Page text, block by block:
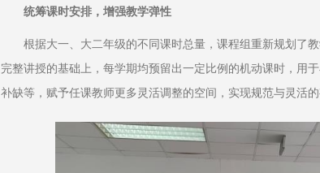
统筹课时安排，增强教学弹性
根据大一、大二年级的不同课时总量，课程组重新规划了
完整讲授的基础上，每学期均预留出一定比例的机动课时，用
补缺等，赋予任课教师更多灵活调整的空间，实现规范与灵活的